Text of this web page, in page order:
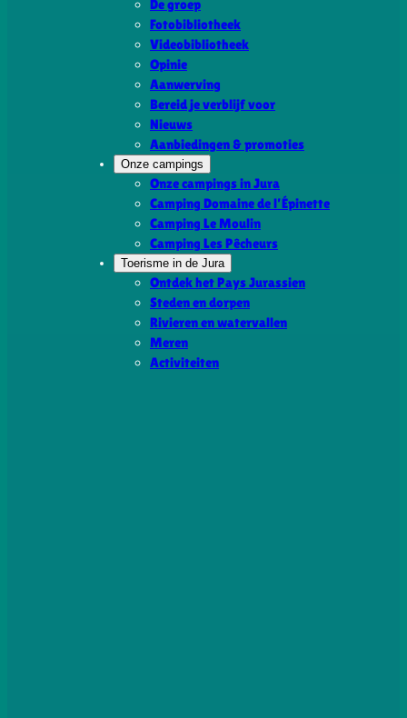
De groep
Fotobibliotheek
Videobibliotheek
Opinie
Aanwerving
Bereid je verblijf voor
Nieuws
Aanbiedingen & promoties
Onze campings
Onze campings in Jura
Camping Domaine de l’Épinette
Camping Le Moulin
Camping Les Pêcheurs
Toerisme in de Jura
Ontdek het Pays Jurassien
Steden en dorpen
Rivieren en watervallen
Meren
Activiteiten